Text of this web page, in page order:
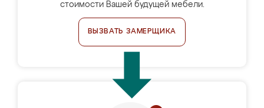
стоимости Вашей будущей мебели.
ВЫЗВАТЬ ЗАМЕРЩИКА